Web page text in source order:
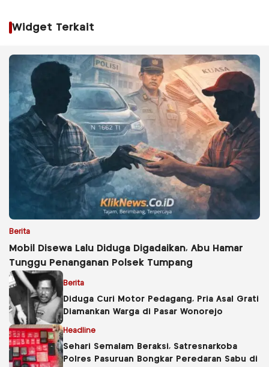
Widget Terkait
Berita
Mobil Disewa Lalu Diduga Digadaikan, Abu Hamar
Tunggu Penanganan Polsek Tumpang
Berita
Diduga Curi Motor Pedagang, Pria Asal Grati
Diamankan Warga di Pasar Wonorejo
Headline
Sehari Semalam Beraksi, Satresnarkoba
Polres Pasuruan Bongkar Peredaran Sabu di